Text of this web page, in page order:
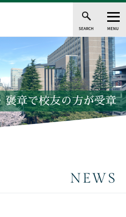
SEARCH MENU
褒章で校友の方が受章
NEWS